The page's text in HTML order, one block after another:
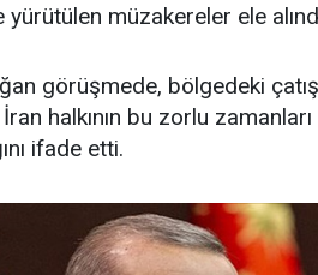
müzakereler ele
görüşmede, bölgedeki
İran halkının bu zorlu
ifade etti.